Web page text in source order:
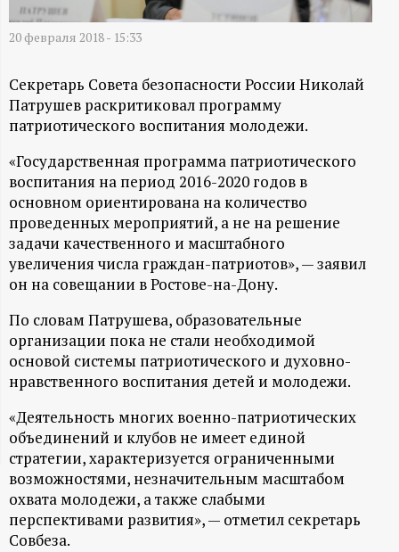
Д
Н
-
и
н
ф
о
р
м
а
ц
и
20 февраля 2018 - 15:33
Секретарь Совета безопасности России Николай
Патрушев раскритиковал программу
патриотического воспитания молодежи.
«Государственная программа патриотического
воспитания на период 2016-2020 годов в
основном ориентирована на количество
проведенных мероприятий, а не на решение
задачи качественного и масштабного
увеличения числа граждан-патриотов», — заявил
он на совещании в Ростове-на-Дону.
По словам Патрушева, образовательные
организации пока не стали необходимой
основой системы патриотического и духовно-
нравственного воспитания детей и молодежи.
«Деятельность многих военно-патриотических
объединений и клубов не имеет единой
стратегии, характеризуется ограниченными
возможностями, незначительным масштабом
охвата молодежи, а также слабыми
перспективами развития», — отметил секретарь
Совбеза.